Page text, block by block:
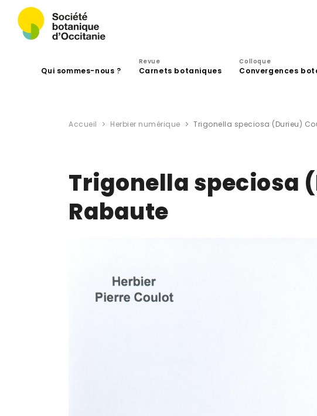
Qui sommes-nous ?
Revue
Carnets botaniques
Colloque
Convergences
Accueil Herbier numérique Trigonella speciosa (Durieu)
Trigonella speciosa
Rabaute